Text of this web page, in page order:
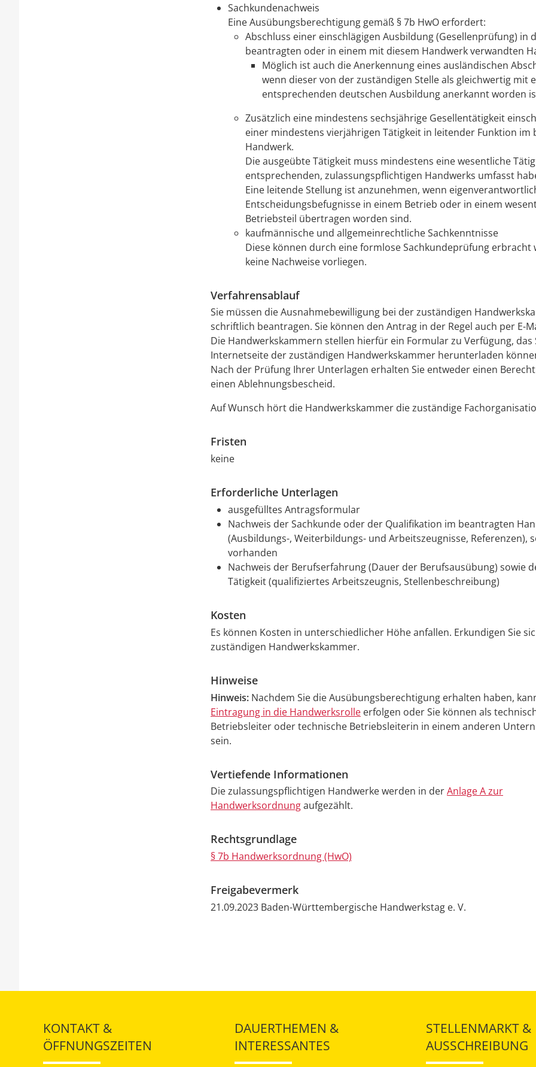
Sachkundenachweis
Eine Ausübungsberechtigung gemäß § 7b HwO erfordert:
Abschluss einer einschlägigen Ausbildung (Gesellenprüfung) in
beantragten oder in einem mit diesem Handwerk verwandten
Möglich ist auch die Anerkennung eines ausländischen
wenn dieser von der zuständigen Stelle als gleichwertig mit
entsprechenden deutschen Ausbildung anerkannt worden
Zusätzlich eine mindestens sechsjährige Gesellentätigkeit
einer mindestens vierjährigen Tätigkeit in leitender Funktion im
Handwerk.
Die ausgeübte Tätigkeit muss mindestens eine wesentliche
entsprechenden, zulassungspflichtigen Handwerks umfasst
Eine leitende Stellung ist anzunehmen, wenn
Entscheidungsbefugnisse in einem Betrieb oder in einem
Betriebsteil übertragen worden sind.
kaufmännische und allgemeinrechtliche Sachkenntnisse
Diese können durch eine formlose Sachkundeprüfung erbracht
keine Nachweise vorliegen.
Verfahrensablauf
Sie müssen die Ausnahmebewilligung bei der zuständigen
schriftlich beantragen. Sie können den Antrag in der Regel auch per E-
Die Handwerkskammern stellen hierfür ein Formular zu Verfügung, das
Internetseite der zuständigen Handwerkskammer herunterladen
Nach der Prüfung Ihrer Unterlagen erhalten Sie entweder einen
einen Ablehnungsbescheid.
Auf Wunsch hört die Handwerkskammer die zuständige
Fristen
keine
Erforderliche Unterlagen
ausgefülltes Antragsformular
Nachweis der Sachkunde oder der Qualifikation im beantragten
(Ausbildungs-, Weiterbildungs- und Arbeitszeugnisse, Referenzen),
vorhanden
Nachweis der Berufserfahrung (Dauer der Berufsausübung) sowie
Tätigkeit (qualifiziertes Arbeitszeugnis, Stellenbeschreibung)
Kosten
Es können Kosten in unterschiedlicher Höhe anfallen. Erkundigen Sie
zuständigen Handwerkskammer.
Hinweise
Hinweis: Nachdem Sie die Ausübungsberechtigung erhalten haben,
Eintragung in die Handwerksrolle erfolgen oder Sie können als
Betriebsleiter oder technische Betriebsleiterin in einem anderen
sein.
Vertiefende Informationen
Die zulassungspflichtigen Handwerke werden in derAnlage A zur
Handwerksordnungaufgezählt.
Rechtsgrundlage
§ 7b Handwerksordnung (HwO)
Freigabevermerk
21.09.2023 Baden-Württembergische Handwerkstag e. V.
KONTAKT &
ÖFFNUNGSZEITEN
DAUERTHEMEN &
INTERESSANTES
STELLENMARKT &
AUSSCHREIBUNG